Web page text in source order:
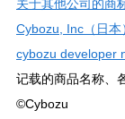
关于其他公司的商
Cybozu, Inc（日本
cybozu developer
记载的商品名称、
©Cybozu